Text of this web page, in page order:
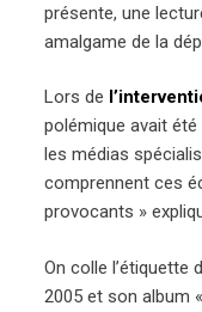
présente, une
amalgame de la
Lors de
polémique avait
les médias
comprennent ces
provocants »
On colle l’étiquette
2005 et son album